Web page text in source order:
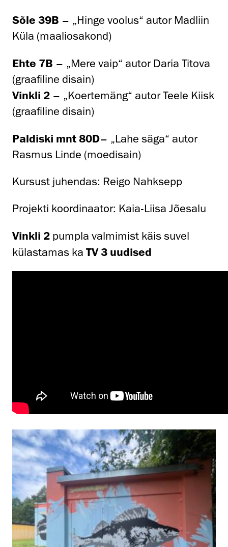
Sõle 39B – „Hinge voolus“ autor Madliin
Küla (maaliosakond)
Ehte 7B – „Mere vaip“ autor Daria Titova
(graafiline disain)
Vinkli 2 – „Koertemäng“ autor Teele Kiisk
(graafiline disain)
Paldiski mnt 80D– „Lahe säga“ autor
Rasmus Linde (moedisain)
Kursust juhendas: Reigo Nahksepp
Projekti koordinaator: Kaia-Liisa Jõesalu
Vinkli 2 pumpla valmimist käis suvel
külastamas ka TV 3 uudised